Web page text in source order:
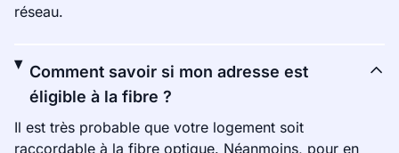
réseau.
Comment savoir si mon adresse est
éligible à la fibre ?
Il est très probable que votre logement soit
raccordable à la fibre optique. Néanmoins, pour en